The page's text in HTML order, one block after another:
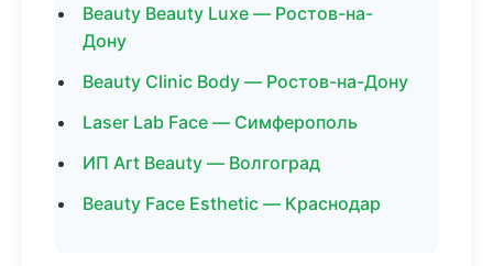
Beauty Beauty Luxe — Ростов-на-
Дону
Beauty Clinic Body — Ростов-на-Дону
Laser Lab Face — Симферополь
ИП Art Beauty — Волгоград
Beauty Face Esthetic — Краснодар